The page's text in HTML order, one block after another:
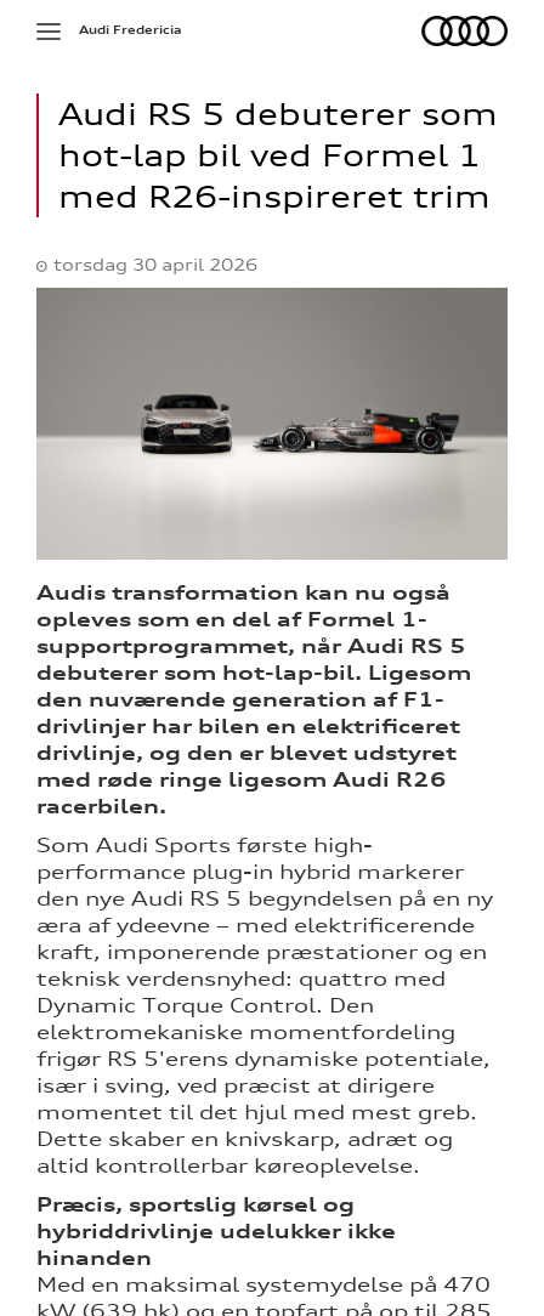
Toggle
Audi
Audi Fredericia
Audi RS 5 debuterer som
hot-lap bil ved Formel 1
med R26-inspireret trim
torsdag 30 april 2026
Audis transformation kan nu også
opleves som en del af Formel 1-
supportprogrammet, når Audi RS 5
debuterer som hot-lap-bil. Ligesom
den nuværende generation af F1-
drivlinjer har bilen en elektrificeret
drivlinje, og den er blevet udstyret
med røde ringe ligesom Audi R26
racerbilen.
Som Audi Sports første high-
performance plug-in hybrid markerer
den nye Audi RS 5 begyndelsen på en ny
æra af ydeevne – med elektrificerende
kraft, imponerende præstationer og en
teknisk verdensnyhed: quattro med
Dynamic Torque Control. Den
elektromekaniske momentfordeling
frigør RS 5'erens dynamiske potentiale,
især i sving, ved præcist at dirigere
momentet til det hjul med mest greb.
Dette skaber en knivskarp, adræt og
altid kontrollerbar køreoplevelse.
Præcis, sportslig kørsel og
hybriddrivlinje udelukker ikke
hinanden
Med en maksimal systemydelse på 470
kW (639 hk) og en topfart på op til 285